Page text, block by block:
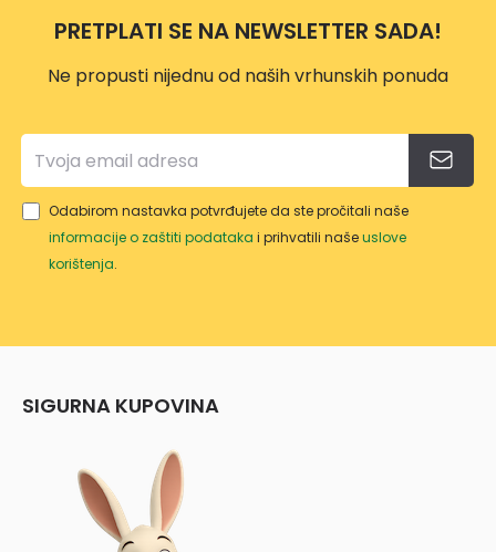
PRETPLATI SE NA NEWSLETTER SADA!
Ne propusti nijednu od naših vrhunskih ponuda
Odabirom nastavka potvrđujete da ste pročitali naše
informacije o zaštiti podataka i prihvatili našeuslove
korištenja.
SIGURNA KUPOVINA